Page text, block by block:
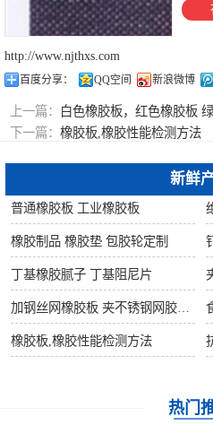
http://www.njthxs.com
百度分享： QQ空间 新浪微博
上一篇：
白色橡胶板，红色橡胶板
下一篇： 橡胶板,橡胶性能检测方法
新鲜
普通橡胶板 工业橡胶板
橡胶制品 橡胶垫 包胶轮定制
丁基橡胶腻子 丁基阻尼片
橡胶板,橡胶性能检测方法
热门